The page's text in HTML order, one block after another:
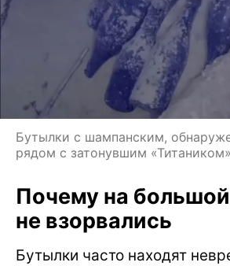
Бутылки с шампанским,
рядом с затонувшим «Титаником»
Почему на большой
не взорвались
Бутылки часто находят